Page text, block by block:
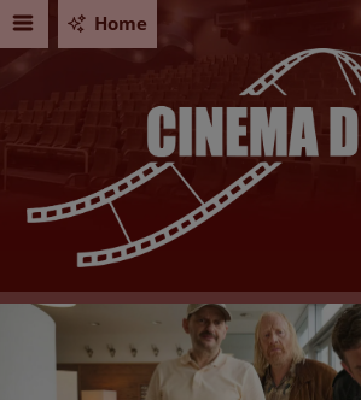
Home